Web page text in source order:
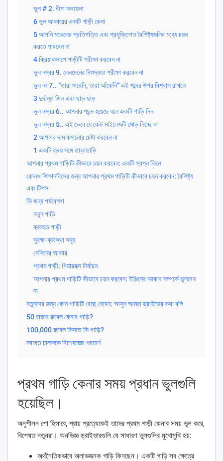
ভুল # 2. বীমা অবহেলা
6 ভুল আকারের একটি গাড়ী কেনা
5 আপনি মডেলের প্রতিপত্তি এবং প্রযুক্তিগত বৈশিষ্ট্যগুলির মধ্যে চয়ন
করতে পারবেন না
4 ক্রিয়াকলাপে গাড়ীটি পরীক্ষা করবেন না
ভুল নম্বর 9. লেনদেনের বিশুদ্ধতা পরীক্ষা করবেন না
ভুল নং 7.. “তারা মারেনি, তারা আঁকেনি” এই শব্দের উপর বিশ্বাস রাখতে
3 দুর্দান্ত ডিল এবং ছাড় ছাড়
ভুল নম্বর 6.. আপনার পছন্দ হয়েছে বলে একটি গাড়ি নিন
ভুল নম্বর 5.. এই ভেবে যে কেউ মাইলেজটি মোড় নিচ্ছে না
2 আপনার দাম কমানোর চেষ্টা করবেন না
1 একটি ক্রয় সঙ্গে তাড়াতাড়ি
আপনার প্রথম গাড়িটি কীভাবে চয়ন করবেন: একটি স্বপ্ন কিনে
কোনও শিক্ষানবিসের জন্য আপনার প্রথম গাড়িটি কীভাবে চয়ন করবেন: বৈশিষ্ট্য
এবং টিপস
কি জন্য পর্যবেক্ষণ
নতুন গাড়ি
ব্যবহৃত গাড়ী
সুরক্ষা ব্যবস্থা সমূহ
মেশিনের আকার
প্রথম গাড়ী: গিয়ারবক্স নির্বাচন
আপনার প্রথম গাড়িটি কীভাবে চয়ন করবেন: ইঞ্জিনের আকার সম্পর্কে ভুলবেন
না
নতুনদের জন্য কোন গাড়িটি বেছে নেবেন: আসুন আমরা ড্রাইভের কথা বলি
50 হাজার রুবেল কেনার গাড়ি?
100,000 রুবেল কিনতে কি গাড়ি?
নবাগত চালককে বিশেষজ্ঞের পরামর্শ
প্রথম গাড়ি কেনার সময় প্রধান ভুলগুলি
হয়েছিল।
অনুশীলন শো হিসাবে, প্রায় প্রত্যেকেই তাদের প্রথম গাড়ী কেনার সময় ভুল করে,
বিশেষত নতুনরা। অনভিজ্ঞ ড্রাইভারগুলি যে সাধারণ ভুলগুলির মুখোমুখি হয়:
অর্থনৈতিকভাবে অলাভজনক গাড়ি কিনছেন। একটি গাড়ি সব ক্ষেত্রে